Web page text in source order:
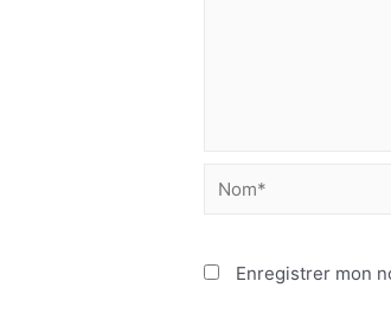
Nom*
Enregistrer mon